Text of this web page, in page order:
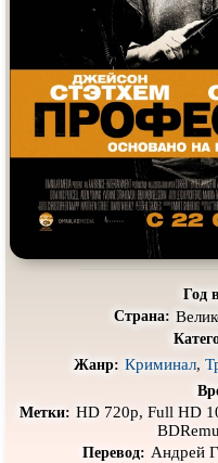
Про деревню
Про драконов
Про зомби
Про корабли и подводные
Про любовь
Про мафию
Про пиратов
во
Про супергероев
Про танцы
Год
Страна:
Жанр: Криминал,
Метки: HD 720p, Full HD
Перевод: Андрей